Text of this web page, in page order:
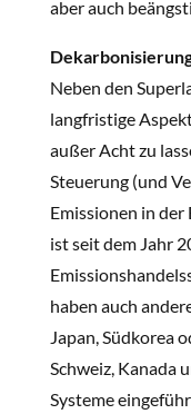
aber auch
Neben den
langfristige
außer Acht zu
Steuerung (und
Emissionen in
ist seit dem Jahr
haben auch
Japan, Südkorea
Schweiz, Kanada
Systeme